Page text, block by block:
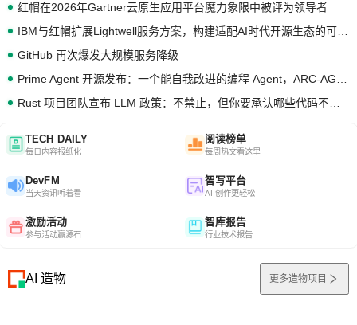
红帽在2026年Gartner云原生应用平台魔力象限中被评为领导者
GitHub 再次爆发大规模服务降级
TECH DAILY
每日内容报纸化
阅读榜单
每周热文看这里
DevFM
当天资讯听着看
智写平台
AI 创作更轻松
激励活动
参与活动赢源石
智库报告
行业技术报告
AI 造物 更多造物项目